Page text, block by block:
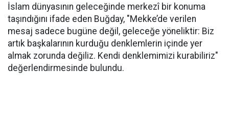
İslam dünyasının geleceğinde merkezî bir konuma
taşındığını ifade eden Buğday, "Mekke’de verilen
mesaj sadece bugüne değil, geleceğe yöneliktir: Biz
artık başkalarının kurduğu denklemlerin içinde yer
almak zorunda değiliz. Kendi denklemimizi kurabiliriz"
değerlendirmesinde bulundu.